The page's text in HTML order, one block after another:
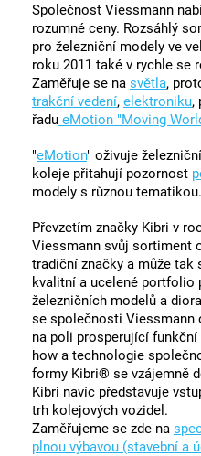
Společnost Viessmann
rozumné ceny. Rozsáhlý
pro železniční modely ve
roku 2011 také v rychle se
Zaměřuje se na světla,
trakční vedení, elektroniku,
řadu eMotion "Moving
"eMotion" oživuje
koleje přitahují pozornost
modely s různou tematikou.
Převzetím značky Kibri v
Viessmann svůj sortiment
tradiční značky a může tak
kvalitní a ucelené
železničních modelů a
se společnosti Viessmann
na poli prosperující funkční
how a technologie
formy Kibri® se vzájemně
Kibri navíc představuje
trh kolejových vozidel.
Zaměřujeme se zde na
plnou výbavou (stavební a